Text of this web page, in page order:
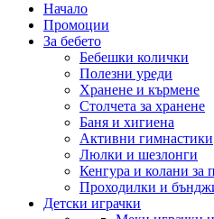
Начало
Промоции
За бебето
Бебешки колички
Полезни уреди
Хранене и кърмене
Столчета за хранене
Баня и хигиена
Активни гимнастики
Люлки и шезлонги
Кенгура и колани за
Проходилки и
Детски играчки